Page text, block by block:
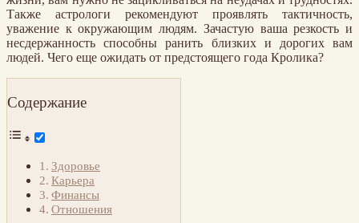
Также астрологи рекомендуют проявлять тактичность,
уважение к окружающим людям. Зачастую ваша резкость и
несдержанность способны ранить близких и дорогих вам
людей. Чего еще ожидать от предстоящего года Кролика?
Содержание
Здоровье
Карьера
Финансы
Отношения